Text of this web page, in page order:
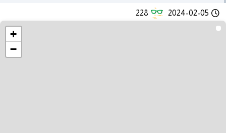
2024-02-05
228
+
−